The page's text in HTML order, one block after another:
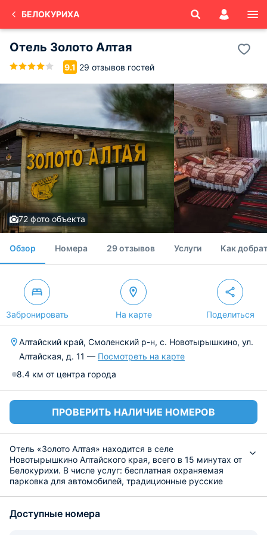
БЕЛОКУРИХА
Отель Золото Алтая
9.1 29 отзывов гостей
72 фото объекта
Обзор Номера 29 отзывов Услуги Как
Забронировать На карте Поделиться
Алтайский край, Смоленский р-н, с. Новотырышкино, ул.
Алтайская, д. 11 — Посмотреть на карте
8.4 км от центра города
ПРОВЕРИТЬ НАЛИЧИЕ НОМЕРОВ
Отель «Золото Алтая» находится в селе
Новотырышкино Алтайского края, всего в 15 минутах от
Белокурихи. В числе услуг: бесплатная охраняемая
парковка для автомобилей, традиционные русские
масленицы. Есть прокат квадроциклов, велосипедов,
Доступные номера